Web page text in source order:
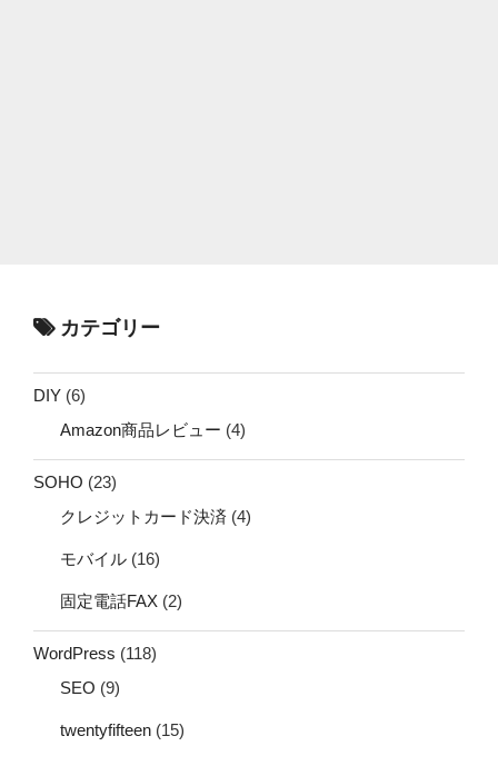
カテゴリー
DIY (6)
Amazon商品レビュー (4)
SOHO (23)
クレジットカード決済 (4)
モバイル (16)
固定電話FAX (2)
WordPress (118)
SEO (9)
twentyfifteen (15)